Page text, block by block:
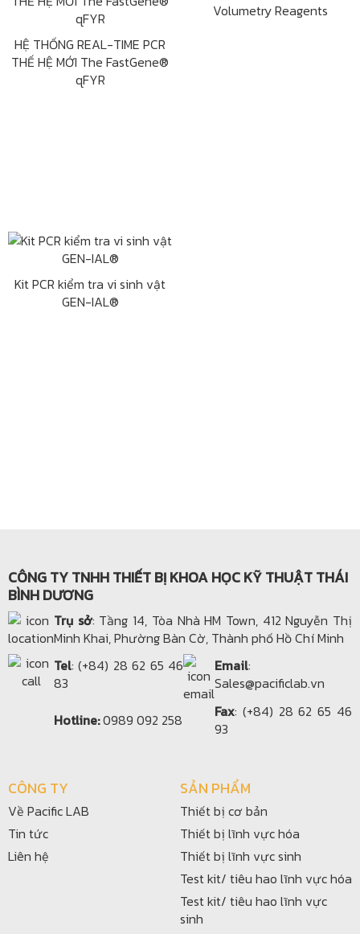
HỆ THỐNG REAL-TIME PCR
THẾ HỆ MỚI The FastGene®
qFYR
Volumetry Reagents
Kit PCR kiểm tra vi sinh vật
GEN-IAL®
CÔNG TY TNHH THIẾT BỊ KHOA HỌC KỸ THUẬT THÁI
BÌNH DƯƠNG
Trụ sở: Tầng 14, Tòa Nhà HM Town, 412 Nguyễn Thị
Minh Khai, Phường Bàn Cờ, Thành phố Hồ Chí Minh
Tel: (+84) 28 62 65 46
83
Email:
Sales@pacificlab.vn
Hotline:0989 092 258 Fax: (+84) 28 62 65 46
93
CÔNG TY
Về Pacific LAB
Tin tức
Liên hệ
SẢN PHẨM
Thiết bị cơ bản
Thiết bị lĩnh vực hóa
Thiết bị lĩnh vực sinh
Test kit/ tiêu hao lĩnh vực hóa
Test kit/ tiêu hao lĩnh vực
sinh